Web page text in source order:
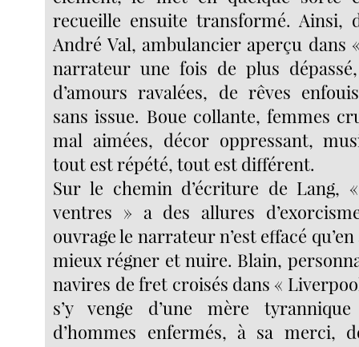
recueille ensuite transformé. Ainsi,
André Val, ambulancier aperçu dans
narrateur une fois de plus
d’amours ravalées, de rêves
sans issue. Boue collante, femmes
mal aimées, décor oppressant,
tout est répété, tout est différent.
Sur le chemin d’écriture de Lang,
ventres » a des allures
ouvrage le narrateur n’est effacé
mieux régner et nuire. Blain,
navires de fret croisés dans «
s’y venge d’une mère
d’hommes enfermés, à sa merci,